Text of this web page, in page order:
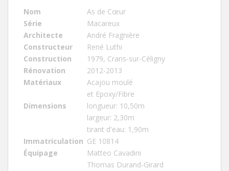
Nom
As de Cœur
Série
Macareux
Architecte
André Fragnière
Constructeur
René Luthi
Construction
1979, Crans-sur-Céligny
Rénovation
2012-2013
Matériaux
Acajou moulé
et Epoxy/Fibre
Dimensions
longueur: 10,50m
largeur: 2,30m
tirant d'eau: 1,90m
Immatriculation GE 10814
Équipage
Matteo Cavadini
Thomas Durand-Girard